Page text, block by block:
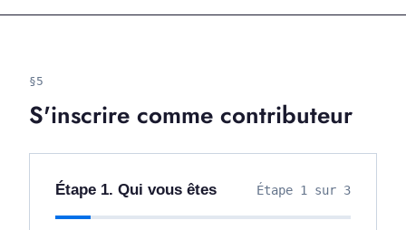
§5
S'inscrire comme contributeur
Étape 1. Qui vous êtes Étape 1 sur 3